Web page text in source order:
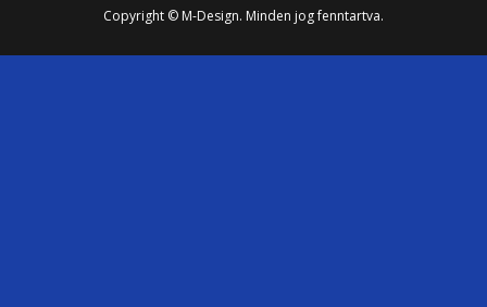
Copyright © M-Design. Minden jog fenntartva.